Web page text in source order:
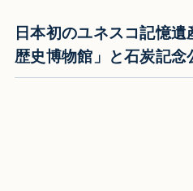
日本初のユネスコ記憶遺
歴史博物館」と石炭記念